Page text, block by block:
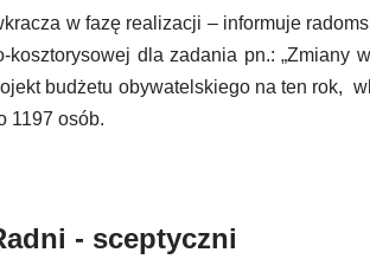
w fazę realizacji – informuje
dla zadania pn.: „Zmiany
budżetu obywatelskiego na ten rok,
1197 osób.
- sceptyczni